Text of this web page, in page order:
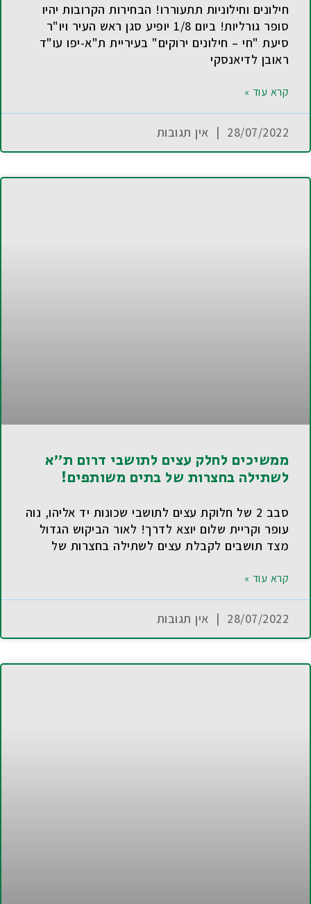
חילונים וחילוניות תתעוררו! הבחירות הקרובות יהיו
סופר גורליות! ביום 1/8 יופיע סגן ראש העיר ויו"ר
סיעת "חי – חילונים ירוקים" בעיריית ת"א-יפו עו"ד
ראובן לדיאנסקי
קרא עוד »
28/07/2022 אין תגובות
ממשיכים לחלק עצים לתושבי דרום ת"א
לשתילה בחצרות של בתים משותפים!
סבב 2 של חלוקת עצים לתושבי שכונות יד אליהו, נוה
עופר וקריית שלום יוצא לדרך! לאור הביקוש הגדול
מצד תושבים לקבלת עצים לשתילה בחצרות של
קרא עוד »
28/07/2022 אין תגובות